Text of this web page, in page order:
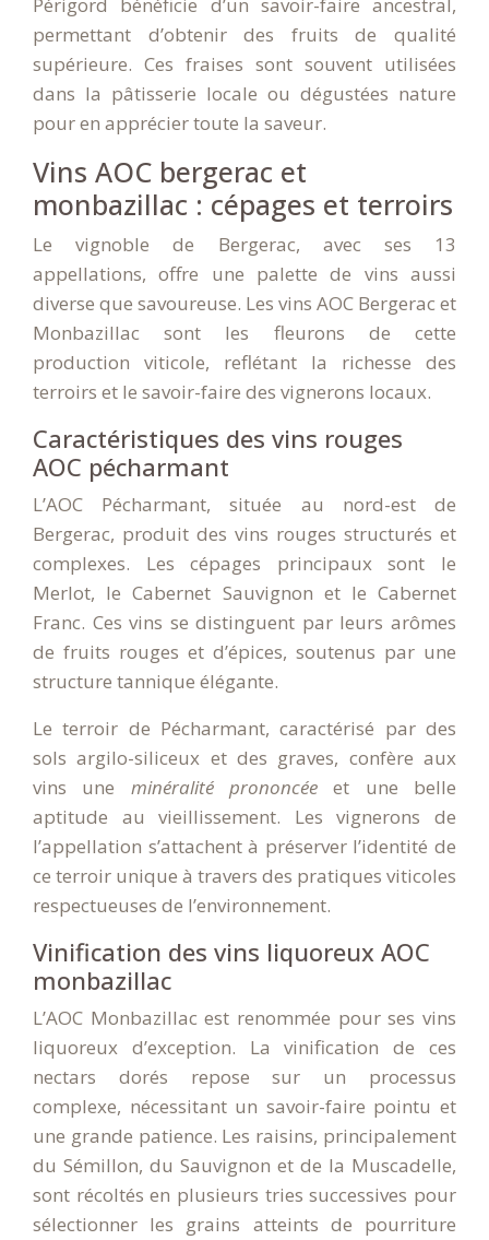
permettant d’obtenir des fruits de qualité
supérieure. Ces fraises sont souvent utilisées
dans la pâtisserie locale ou dégustées nature
pour en apprécier toute la saveur.
Vins AOC bergerac et
monbazillac : cépages et terroirs
Le vignoble de Bergerac, avec ses 13
appellations, offre une palette de vins aussi
diverse que savoureuse. Les vins AOC Bergerac et
Monbazillac sont les fleurons de cette
production viticole, reflétant la richesse des
terroirs et le savoir-faire des vignerons locaux.
Caractéristiques des vins rouges
AOC pécharmant
L’AOC Pécharmant, située au nord-est de
Bergerac, produit des vins rouges structurés et
complexes. Les cépages principaux sont le
Merlot, le Cabernet Sauvignon et le Cabernet
Franc. Ces vins se distinguent par leurs arômes
de fruits rouges et d’épices, soutenus par une
structure tannique élégante.
Le terroir de Pécharmant, caractérisé par des
sols argilo-siliceux et des graves, confère aux
vins une minéralité prononcéeet une belle
aptitude au vieillissement. Les vignerons de
l’appellation s’attachent à préserver l’identité de
ce terroir unique à travers des pratiques viticoles
respectueuses de l’environnement.
Vinification des vins liquoreux AOC
monbazillac
L’AOC Monbazillac est renommée pour ses vins
liquoreux d’exception. La vinification de ces
nectars dorés repose sur un processus
complexe, nécessitant un savoir-faire pointu et
une grande patience. Les raisins, principalement
du Sémillon, du Sauvignon et de la Muscadelle,
sont récoltés en plusieurs tries successives pour
sélectionner les grains atteints de pourriture